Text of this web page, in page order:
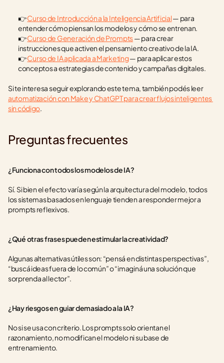
👉 Curso de Introducción a la Inteligencia Artificial — para
entender cómo piensan los modelos y cómo se entrenan.
👉 Curso de Generación de Prompts — para crear
instrucciones que activen el pensamiento creativo de la IA.
👉 Curso de IA aplicada a Marketing — para aplicar estos
conceptos a estrategias de contenido y campañas digitales.
Si te interesa seguir explorando este tema, también podés leer
automatización con Make y ChatGPT para crear flujos inteligentes
sin código.
Preguntas frecuentes
¿Funciona con todos los modelos de IA?
Sí. Si bien el efecto varía según la arquitectura del modelo, todos
los sistemas basados en lenguaje tienden a responder mejor a
prompts reflexivos.
¿Qué otras frases pueden estimular la creatividad?
Algunas alternativas útiles son: “pensá en distintas perspectivas”,
“buscá ideas fuera de lo común” o “imaginá una solución que
sorprenda al lector”.
¿Hay riesgos en guiar demasiado a la IA?
No si se usa con criterio. Los prompts solo orientan el
razonamiento, no modifican el modelo ni su base de
entrenamiento.